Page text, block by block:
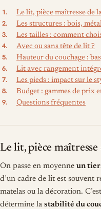
Le lit, pièce maîtresse de
Les structures : bois,
Les tailles : comment
Avec ou sans tête de lit ?
Hauteur du couchage :
Lit avec rangement
Les pieds : impact sur le
Budget : gammes de prix
Questions fréquentes
Le lit, pièce
On passe en moyenne un
d’un cadre de lit est souvent
matelas ou la décoration.
détermine la stabilité du